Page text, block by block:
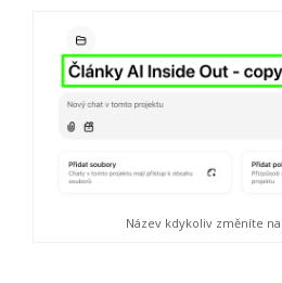
Název kdykoliv změníte